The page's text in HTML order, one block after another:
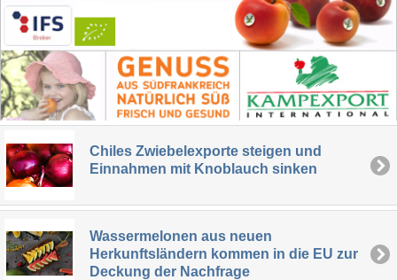
Chiles Zwiebelexporte steigen und
Einnahmen mit Knoblauch sinken
Wassermelonen aus neuen
Herkunftsländern kommen in die EU zur
Deckung der Nachfrage